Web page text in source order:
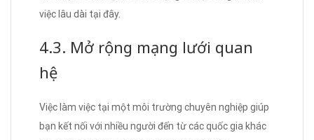
việc lâu dài tại đây.
4.3. Mở rộng mạng lưới quan
hệ
Việc làm việc tại một môi trường chuyên nghiệp giúp
bạn kết nối với nhiều người đến từ các quốc gia khác